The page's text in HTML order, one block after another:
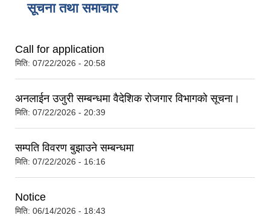
सूचना तथा समाचार
Call for application
मिति: 07/22/2026 - 20:58
अनलाईन उजुरी सम्बन्धमा वैदेशिक रोजगार विभागको सूचना।
मिति: 07/22/2026 - 20:39
सम्पति विवरण बुझाउने सम्बन्धमा
मिति: 07/22/2026 - 16:16
Notice
मिति: 06/14/2026 - 18:43